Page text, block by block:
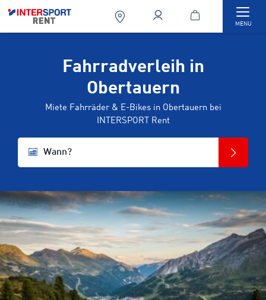
MENU
Fahrradverleih in
Obertauern
Miete Fahrräder & E-Bikes in Obertauern bei
INTERSPORT Rent
Wann?